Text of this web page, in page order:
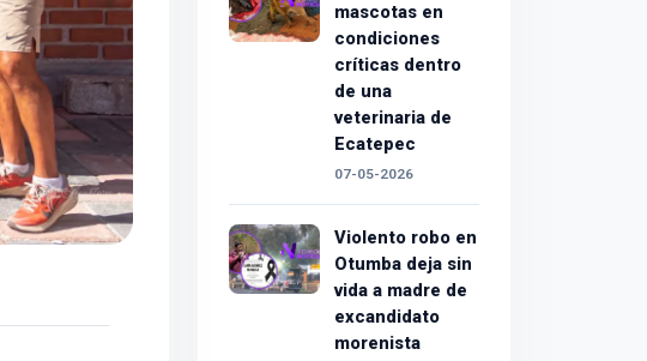
mascotas en
condiciones
críticas dentro
de una
veterinaria de
Ecatepec
07-05-2026
Violento robo en
Otumba deja sin
vida a madre de
excandidato
morenista